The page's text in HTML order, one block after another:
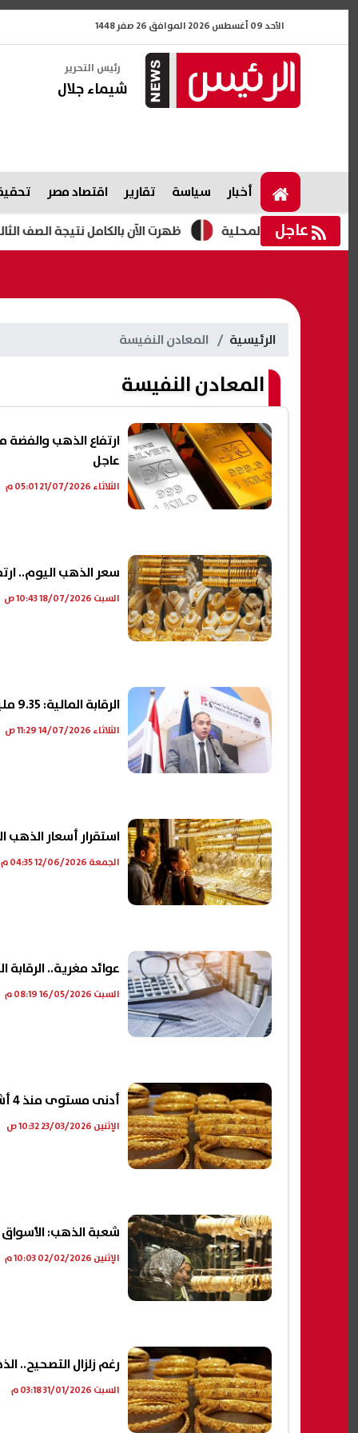
الأحد 09 أغسطس 2026 الموافق 26 صفر 1448
رئيس التحرير
شيماء جلال
أخبار سياسة تقارير اقتصاد مصر
عاجل ظهرت الآن بالكامل نتيجة الصف الثالث الإعدادي المحلية
الرئيسية المعادن النفيسة
المعادن النفيسة
ارتفاع الذهب والفضة
عاجل
الثلاثاء 21/07/2026 05:01 م
سعر الذهب اليوم.. ارتفاع
السبت 18/07/2026 10:43 ص
الرقابة المالية: 9.35 مليار جنيه صافي أصول في صناديق الذهب والفضة بنهاية يونيو
الثلاثاء 14/07/2026 11:29 ص
استقرار أسعار الذهب اليوم الجمعة 12 يونيو
الجمعة 12/06/2026 04:35 م
عوائد مغرية.. الرقابة
السبت 16/05/2026 08:19 م
أدنى مستوى منذ 4 أشهر.. هبوط حاد للذهب بأكثر من 3%
الإثنين 23/03/2026 10:32 ص
شعبة الذهب:
الإثنين 02/02/2026 10:03 م
رغم زلزال التصحيح..
السبت 31/01/2026 03:18 م